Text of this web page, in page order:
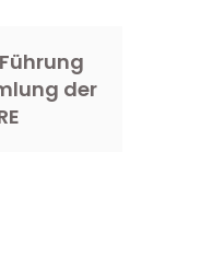
der